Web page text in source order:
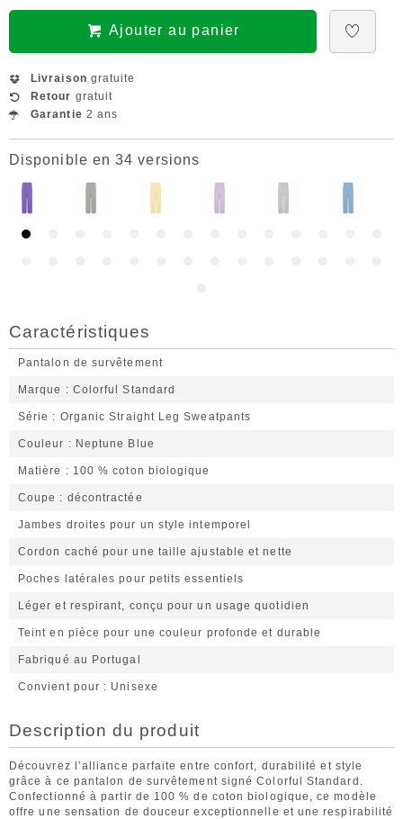
Ajouter au panier
Livraison gratuite
Retour gratuit
Garantie 2 ans
Disponible en 34 versions
Caractéristiques
Pantalon de survêtement
Marque Colorful Standard
Série Organic Straight Leg Sweatpants
Couleur Neptune Blue
Matière 100 % coton biologique
Coupe décontractée
Jambes droites pour un style intemporel
Cordon caché pour une taille ajustable et nette
Poches latérales pour petits essentiels
Léger et respirant, conçu pour un usage quotidien
Teint en pièce pour une couleur profonde et durable
Fabriqué au Portugal
Convient pour Unisexe
Description du produit
Découvrez l’alliance parfaite entre confort, durabilité et style
grâce à ce pantalon de survêtement signé Colorful Standard.
Confectionné à partir de 100 % de coton biologique, ce modèle
offre une sensation de douceur exceptionnelle et une respirabilité